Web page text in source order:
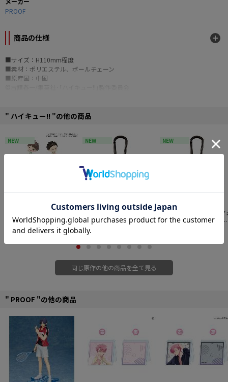
PROOF
商品の仕様
■サイズ：H110mm程度
■素材：ポリエステル、ボールチェーン
■原産国：中国
" ハイキュー!! "の他の商品
NEW
ブ BUSHIROAD THE BOX
ハイキュー!! みあげてす
たぁマスコット 青葉城
西高校・白鳥沢学園高校
2,970円
NEW
【予約特別価格】 ハイキ
ュー!! かぶりんこ キーホ
ルダー ボクトフクロウ
1,216円
NEW
【予約特別価格】 ハ
ュー!! かぶりんこ キー
同じ原作の他の商品を全て見る
" PROOF "の他の商品